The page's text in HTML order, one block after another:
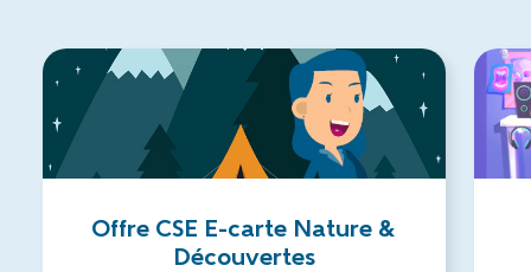
Offre CSE E-carte Nature &
Découvertes